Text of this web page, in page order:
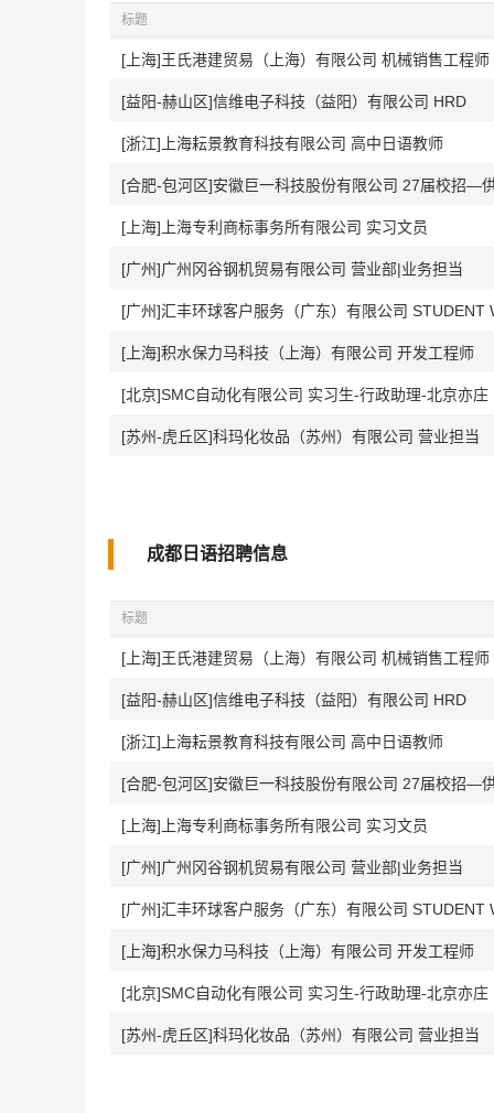
标题
[上海]王氏港建贸易（上海）有限公司 机械销售工程师
[益阳-赫山区]信维电子科技（益阳）有限公司 HRD
[浙江]上海耘景教育科技有限公司 高中日语教师
[合肥-包河区]安徽巨一科技股份有限公司 27届校招—
[上海]上海专利商标事务所有限公司 实习文员
[广州]广州冈谷钢机贸易有限公司 营业部|业务担当
[上海]积水保力马科技（上海）有限公司 开发工程师
[北京]SMC自动化有限公司 实习生-行政助理-北京亦庄
[苏州-虎丘区]科玛化妆品（苏州）有限公司 营业担当
成都日语招聘信息
标题
[上海]王氏港建贸易（上海）有限公司 机械销售工程师
[益阳-赫山区]信维电子科技（益阳）有限公司 HRD
[浙江]上海耘景教育科技有限公司 高中日语教师
[合肥-包河区]安徽巨一科技股份有限公司 27届校招—
[上海]上海专利商标事务所有限公司 实习文员
[广州]广州冈谷钢机贸易有限公司 营业部|业务担当
[上海]积水保力马科技（上海）有限公司 开发工程师
[北京]SMC自动化有限公司 实习生-行政助理-北京亦庄
[苏州-虎丘区]科玛化妆品（苏州）有限公司 营业担当